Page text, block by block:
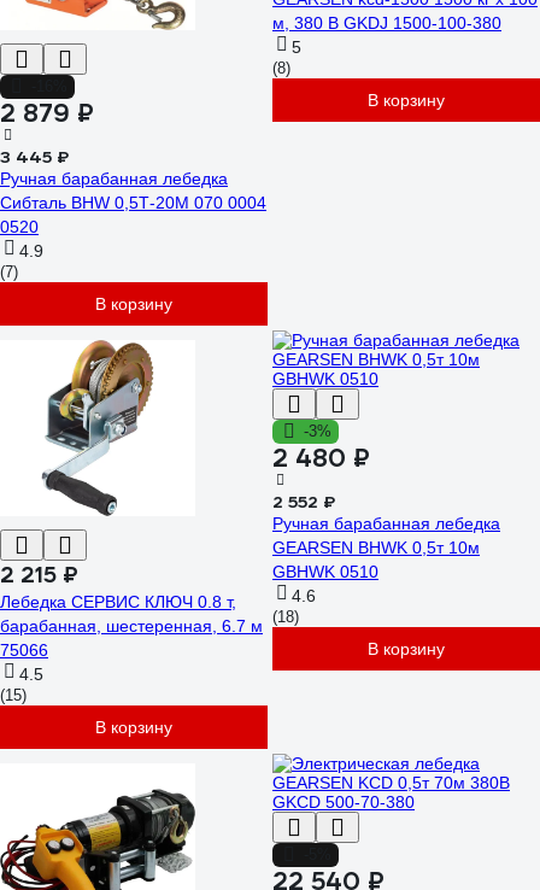
2 879 ₽
3 445 ₽
Ручная барабанная лебедка
Сибталь BHW 0,5Т-20М 070 0004
0520
4.9
(7)
В корзину
м, 380 В GKDJ 1500-100-380
5
(8)
В корзину
2 215 ₽
Лебедка СЕРВИС КЛЮЧ 0.8 т,
барабанная, шестеренная, 6.7 м
75066
4.5
(15)
В корзину
-3%
2 480 ₽
2 552 ₽
Ручная барабанная лебедка
GEARSEN BHWK 0,5т 10м
GBHWK 0510
4.6
(18)
В корзину
22 540 ₽